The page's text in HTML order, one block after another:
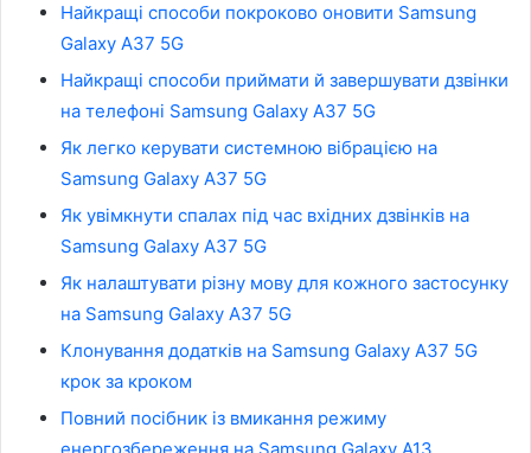
Найкращі способи покроково оновити Samsung
Galaxy A37 5G
Найкращі способи приймати й завершувати дзвінки
на телефоні Samsung Galaxy A37 5G
Як легко керувати системною вібрацією на
Samsung Galaxy A37 5G
Як увімкнути спалах під час вхідних дзвінків на
Samsung Galaxy A37 5G
Як налаштувати різну мову для кожного застосунку
на Samsung Galaxy A37 5G
Клонування додатків на Samsung Galaxy A37 5G
крок за кроком
Повний посібник із вмикання режиму